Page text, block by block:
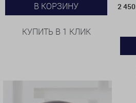
В КОРЗИНУ
КУПИТЬ В 1 КЛИК
2 450